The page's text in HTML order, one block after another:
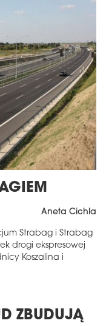
Aneta Cichla
Strabag i Strabag
drogi ekspresowej
Koszalina i
ZBUDUJĄ